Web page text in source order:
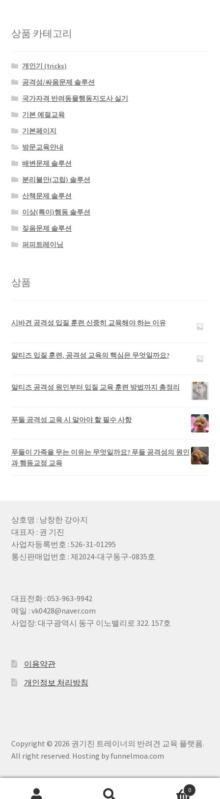
상품 카테고리
개인기 (tricks)
공격성/싸움문제 솔루션
국가자격 반려동물행동지도사 실기
기본 예절교육
기본페이지
방문교육안내
배변문제 솔루션
분리불안(고립) 솔루션
산책문제 솔루션
이상(특이)행동 솔루션
짖음문제 솔루션
퍼피트레이닝
상품
시바견 공격성 입질 훈련 신중히 교육해야 하는 이유
말티즈 입질 훈련, 공격성 교육의 핵심은 무엇일까요?
말티즈 공격성 원인부터 입질 교육 훈련 방법까지 총정리
푸들 공격성 교육 시 알아야 할 필수 사항
푸들이 가족을 무는 이유는 무엇일까요? 푸들 공격성의 원인
과 행동교정 교육
상호명 : 낭창한 강아지
대표자 : 권 기진
사업자등록번호 : 526-31-01295
통신판매업번호 : 제2024-대구동구-0835호
대표전화 : 053-963-9942
메일 : vk0428@naver.com
사업장: 대구광역시 동구 이노밸리로 322. 157호
이용약관
개인정보 처리방침
Copyright © 2026 권기진 트레이너의 반려견 교육 플랫폼.
All right reserved. Hosting by funnelmoa.com
0